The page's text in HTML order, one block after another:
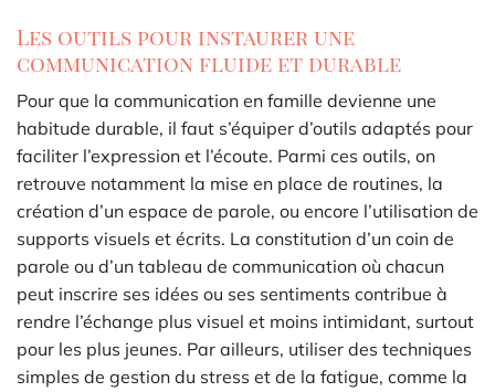
Les outils pour instaurer une
communication fluide et durable
Pour que la communication en famille devienne une
habitude durable, il faut s’équiper d’outils adaptés pour
faciliter l’expression et l’écoute. Parmi ces outils, on
retrouve notamment la mise en place de routines, la
création d’un espace de parole, ou encore l’utilisation de
supports visuels et écrits. La constitution d’un coin de
parole ou d’un tableau de communication où chacun
peut inscrire ses idées ou ses sentiments contribue à
rendre l’échange plus visuel et moins intimidant, surtout
pour les plus jeunes. Par ailleurs, utiliser des techniques
simples de gestion du stress et de la fatigue, comme la